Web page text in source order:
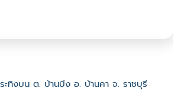
ะทิงบน ต. บ้านบึง อ. บ้านคา จ. ราชบุรี